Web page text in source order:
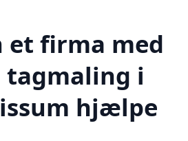
et firma med
tagmaling i
hjælpe